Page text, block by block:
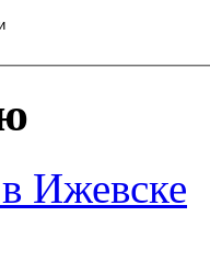
Ижевске